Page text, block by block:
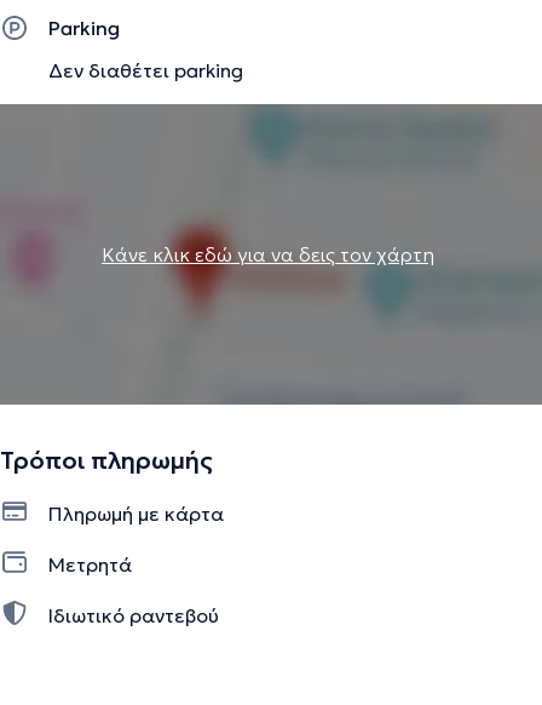
Parking
Δεν διαθέτει parking
Κάνε κλικ εδώ για να δεις τον χάρτη
Τρόποι πληρωμής
Πληρωμή με κάρτα
Μετρητά
Ιδιωτικό ραντεβού